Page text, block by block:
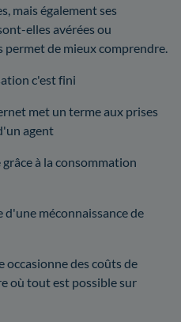
mais également ses
elles avérées ou
permet de mieux comprendre.
c'est fini
met un terme aux prises
agent
à la consommation
méconnaissance de
occasionne des coûts de
où tout est possible sur